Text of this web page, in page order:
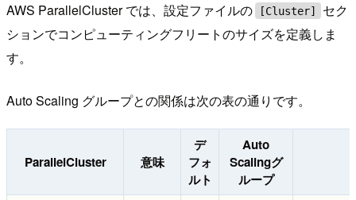
AWS ParallelCluster では、設定ファイルの [Cluster]
セク
ションでコンピューティングフリートのサイズを定義しま
す。
Auto Scaling グループとの関係は次の表の通りです。
ParallelCluster 意味
デ
フォ
ルト
Auto
Scalingグ
ループ